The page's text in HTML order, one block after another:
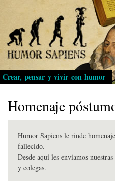
Crear, pensar y vivir con humor
Homenaje
Humor Sapiens le rinde
fallecido.
Desde aquí les enviamos
y colegas.